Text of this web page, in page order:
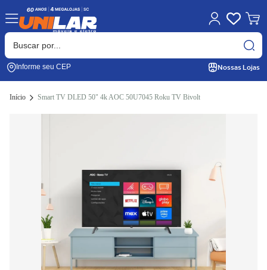
Informe seu CEP Nossas Lojas
Início Smart TV DLED 50" 4k AOC 50U7045 Roku TV Bivolt